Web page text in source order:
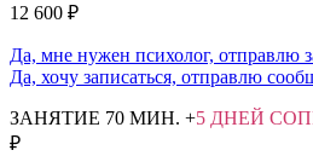
12 600 ₽
Да, мне нужен психолог, отправлю
Да, хочу записаться, отправлю
ЗАНЯТИЕ 70 МИН. +5 ДНЕЙ
₽